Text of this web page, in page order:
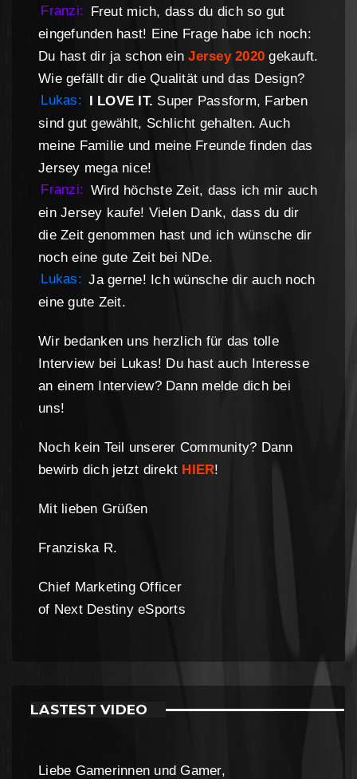
Franzi: Freut mich, dass du dich so gut
eingefunden hast! Eine Frage habe ich noch:
Du hast dir ja schon einJersey 2020 gekauft.
Wie gefällt dir die Qualität und das Design?
Lukas: I LOVE IT. Super Passform, Farben
sind gut gewählt, Schlicht gehalten. Auch
meine Familie und meine Freunde finden das
Jersey mega nice!
Franzi: Wird höchste Zeit, dass ich mir auch
ein Jersey kaufe! Vielen Dank, dass du dir
die Zeit genommen hast und ich wünsche dir
noch eine gute Zeit bei NDe.
Lukas: Ja gerne! Ich wünsche dir auch noch
eine gute Zeit.
Wir bedanken uns herzlich für das tolle
Interview bei Lukas! Du hast auch Interesse
an einem Interview? Dann melde dich bei
uns!
Noch kein Teil unserer Community? Dann
bewirb dich jetzt direkt HIER!
Mit lieben Grüßen
Franziska R.
Chief Marketing Officer
of Next Destiny eSports
LASTEST VIDEO
Liebe Gamerinnen und Gamer,